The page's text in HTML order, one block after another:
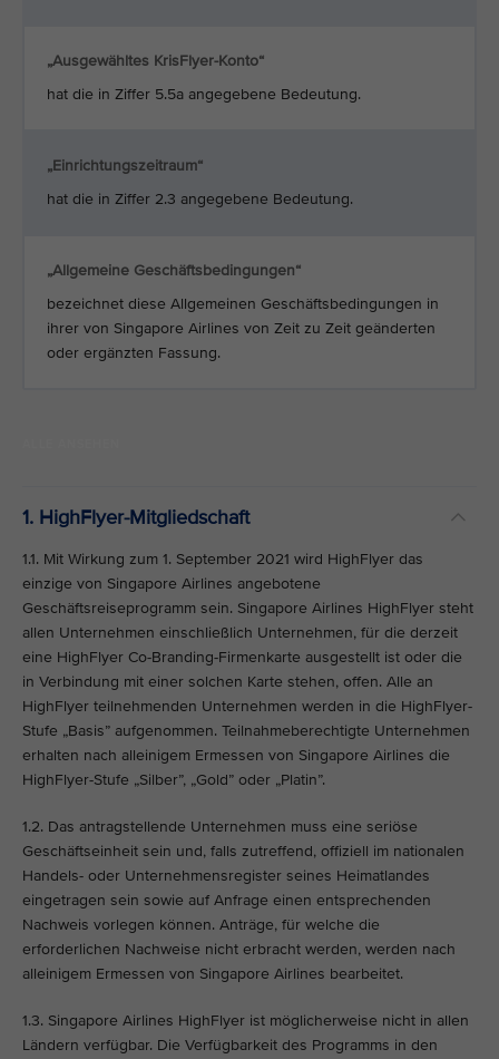
„Ausgewähltes KrisFlyer-Konto“
hat die in Ziffer 5.5a angegebene Bedeutung.
„Einrichtungszeitraum“
hat die in Ziffer 2.3 angegebene Bedeutung.
„Allgemeine Geschäftsbedingungen“
bezeichnet diese Allgemeinen Geschäftsbedingungen in
ihrer von Singapore Airlines von Zeit zu Zeit geänderten
oder ergänzten Fassung.
1. HighFlyer-Mitgliedschaft
1.1. Mit Wirkung zum 1. September 2021 wird HighFlyer das
einzige von Singapore Airlines angebotene
Geschäftsreiseprogramm sein. Singapore Airlines HighFlyer steht
allen Unternehmen einschließlich Unternehmen, für die derzeit
eine HighFlyer Co-Branding-Firmenkarte ausgestellt ist oder die
in Verbindung mit einer solchen Karte stehen, offen. Alle an
HighFlyer teilnehmenden Unternehmen werden in die HighFlyer-
Stufe „Basis” aufgenommen. Teilnahmeberechtigte Unternehmen
erhalten nach alleinigem Ermessen von Singapore Airlines die
HighFlyer-Stufe „Silber”, „Gold” oder „Platin”.
1.2. Das antragstellende Unternehmen muss eine seriöse
Geschäftseinheit sein und, falls zutreffend, offiziell im nationalen
Handels- oder Unternehmensregister seines Heimatlandes
eingetragen sein sowie auf Anfrage einen entsprechenden
Nachweis vorlegen können. Anträge, für welche die
erforderlichen Nachweise nicht erbracht werden, werden nach
alleinigem Ermessen von Singapore Airlines bearbeitet.
1.3. Singapore Airlines HighFlyer ist möglicherweise nicht in allen
Ländern verfügbar. Die Verfügbarkeit des Programms in den